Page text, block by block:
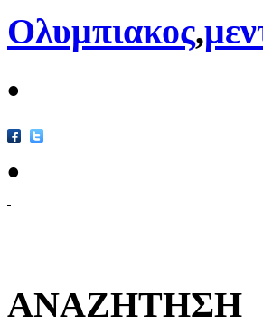
Ολυμπιακος,
•
•
ΑΝΑΖΗΤΗΣΗ